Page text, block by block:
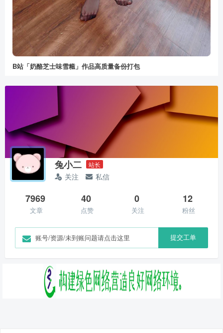
B站「奶酪芝士味雪糍」作品高质量备份打包
兔小二 站长
关注 私信
7969
文章
40
点赞
0
关注
12
粉丝
账号/资源/未到账问题请点击这里 提交工单